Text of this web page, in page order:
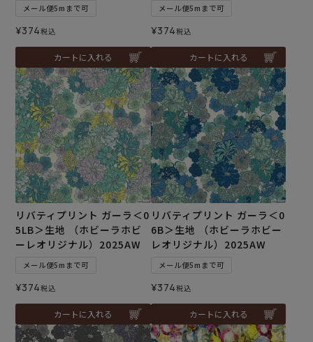
メール便5mまで可
¥374税込
カートに入れる
メール便5mまで可
¥374税込
カートに入れる
リバティプリント ガーラ＜0
5LB＞生地 （ホビーラホビ
ーレオリジナル）2025AW
メール便5mまで可
¥374税込
カートに入れる
リバティプリント ガーラ＜0
6B＞生地 （ホビーラホビー
レオリジナル）2025AW
メール便5mまで可
¥374税込
カートに入れる